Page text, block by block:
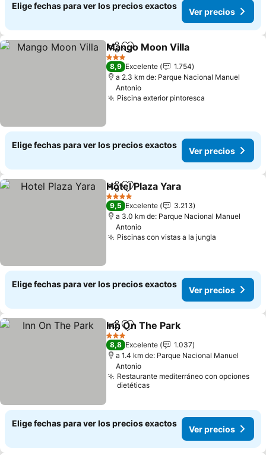
Elige fechas para ver los precios exactos
Ver precios
CompartirAgregar a favoritos
Mango Moon Villa
3 Estrellas
8,9 Excelente
1.754
a 2.3 km de: Parque Nacional Manuel
Antonio
Piscina exterior pintoresca
Elige fechas para ver los precios exactos
Ver precios
CompartirAgregar a favoritos
Hotel Plaza Yara
4 Estrellas
9,5 Excelente
3.213
a 3.0 km de: Parque Nacional Manuel
Antonio
Piscinas con vistas a la jungla
Elige fechas para ver los precios exactos
Ver precios
CompartirAgregar a favoritos
Inn On The Park
3 Estrellas
8,8 Excelente
1.037
a 1.4 km de: Parque Nacional Manuel
Antonio
Restaurante mediterráneo con opciones
dietéticas
Elige fechas para ver los precios exactos
Ver precios